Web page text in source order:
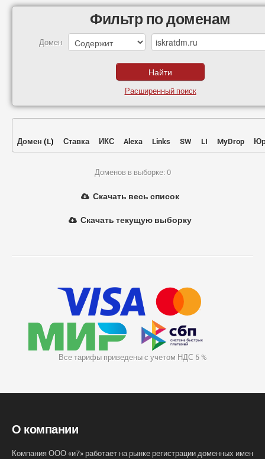
Фильтр по доменам
Домен
Расширенный поиск
Домен (L) Ставка ИКС Alexa Links SW LI MyDrop
Доменов в выборке: 0
Скачать весь список
Скачать текущую выборку
Все тарифы приведены с учетом НДС 5 %
О компании
Компания ООО «и7» работает на рынке регистрации доменных имен